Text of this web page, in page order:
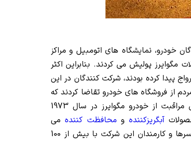
خودرو، نمایشگاه های اتومبیل و مراکز
پولیش می کردند. بنابراین اکثر
تبلیغات گسترده و رایگانی برای مگوایرز بود. از آن جا که نمایشگاه های خودرو در دهه 60 میلادی رواج پیدا کرده بودند، شرکت کنندگان در این
از فروشگاه های خودرو تقاضا کردند که
محصولات مگوایرز را در مغازه های خود تامین کنند که فروش بالای این محصولات منجر به معرفی سراسری محصولات مصرفی مراقبت از خودرو مگوایرز در سال 1973
آبگریزکننده و محافظت کنندهمی
باشد. شرکت مگوایرز از بدو تاسیس به دلیل علاقه زیاد به خودرو، جزء کلکسیونرهای خودرو در جهان می باشند و هر ساله اسپانسرها و کارمندان این شرکت با بیش از 100